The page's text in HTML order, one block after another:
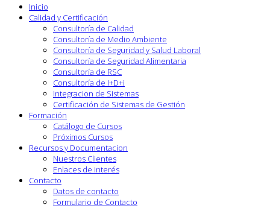
Inicio
Calidad y Certificación
Consultoría de Calidad
Consultoría de Medio Ambiente
Consultoría de Seguridad y Salud Laboral
Consultoría de Seguridad Alimentaria
Consultoría de RSC
Consultoría de I+D+i
Integracion de Sistemas
Certificación de Sistemas de Gestión
Formación
Catálogo de Cursos
Próximos Cursos
Recursos y Documentacion
Nuestros Clientes
Enlaces de interés
Contacto
Datos de contacto
Formulario de Contacto